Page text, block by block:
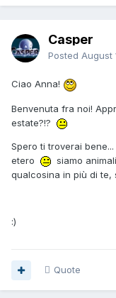
Casper
Posted August
Ciao Anna!
Benvenuta fra noi!
estate?!?
Spero ti troverai
etero
siamo
qualcosina in più di te,
:)
Quote